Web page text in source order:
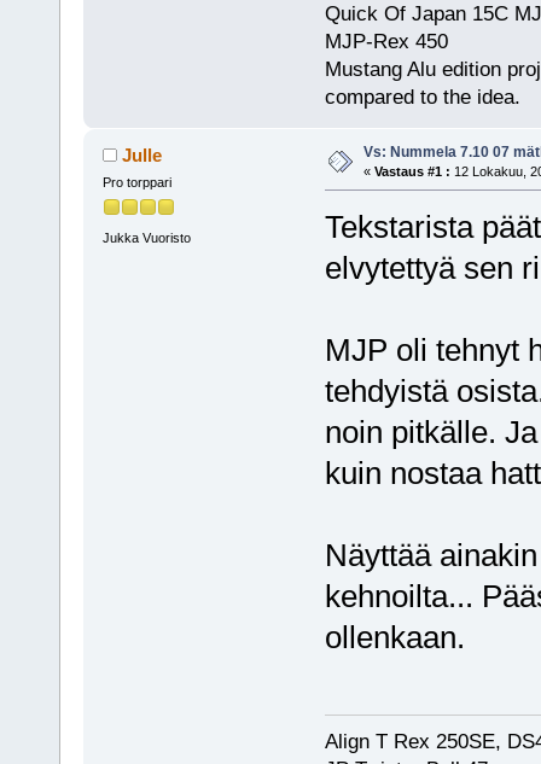
Quick Of Japan 15C
MJP-Rex 450
Mustang Alu edition
compared to the idea.
Julle
Pro torppari
Jukka Vuoristo
Vs: Nummela 7.10 07
« Vastaus #1 : 12 Lokakuu,
Tekstarista
elvytettyä sen
MJP oli tehnyt
tehdyistä
noin pitkälle.
kuin nostaa
Näyttää
kehnoilta...
ollenkaan.
Align T Rex 250SE,